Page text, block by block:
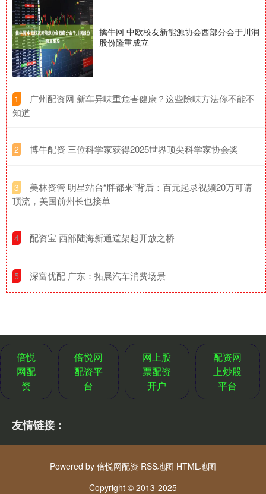
擒牛网 中欧校友新能源协会西部分会于川润
股份隆重成立
1
​广州配资网 新车异味重危害健康？这些除味方法你不能不
知道
2 ​博牛配资 三位科学家获得2025世界顶尖科学家协会奖
3
​美林资管 明星站台“胖都来”背后：百元起录视频20万可请
顶流，美国前州长也接单
4 ​配资宝 西部陆海新通道架起开放之桥
5 ​深富优配 广东：拓展汽车消费场景
倍悦
网配
资
倍悦网
配资平
台
网上股
票配资
开户
配资网
上炒股
平台
友情链接：
Powered by 倍悦网配资 RSS地图 HTML地图
Copyright © 2013-2025